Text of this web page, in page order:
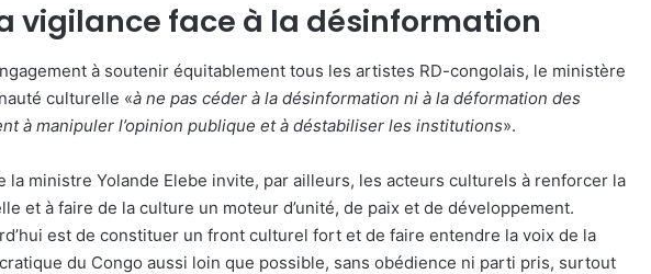
vigilance face à la désinformation
à soutenir équitablement tous les artistes RD-congolais, le ministère
culturelle «à ne pas céder à la désinformation ni à la déformation des
à manipuler l’opinion publique et à déstabiliser les institutions».
la ministre Yolande Elebe invite, par ailleurs, les acteurs culturels à renforcer la
et à faire de la culture un moteur d’unité, de paix et de développement.
est de constituer un front culturel fort et de faire entendre la voix de la
du Congo aussi loin que possible, sans obédience ni parti pris, surtout